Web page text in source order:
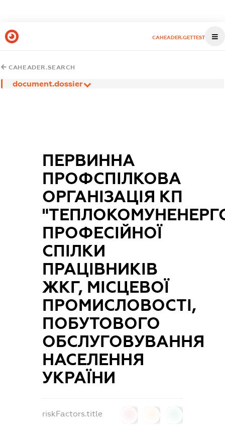
CAHEADER.GETTEST
CAHEADER.SEARCH
document.dossier
ПЕРВИННА
ПРОФСПІЛКОВА
ОРГАНІЗАЦІЯ КП
ПРОФЕСІЙНОЇ
СПІЛКИ
ПРАЦІВНИКІВ
ЖКГ, МІСЦЕВОЇ
ПРОМИСЛОВОСТІ,
ПОБУТОВОГО
ОБСЛУГОВУВАННЯ
НАСЕЛЕННЯ
УКРАЇНИ
riskFactors.title